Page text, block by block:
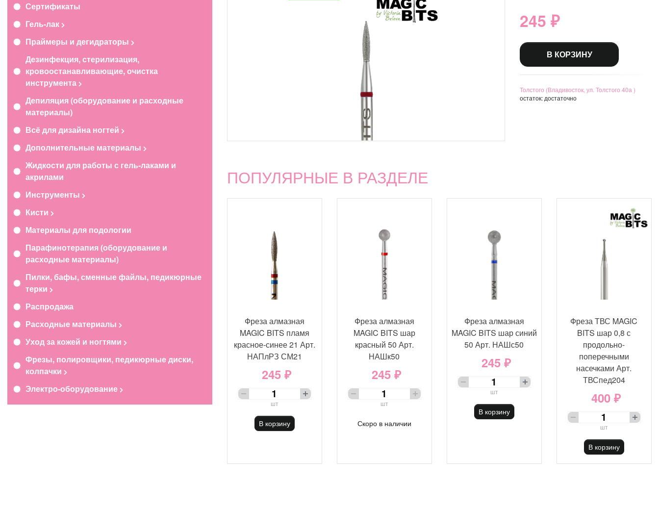
Сертификаты
Гель-лак
Праймеры и дегидраторы
Дезинфекция, стерилизация,
кровоостанавливающие, очистка
инструмента
Депиляция (оборудование и расходные
материалы)
Всё для дизайна ногтей
Дополнительные материалы
Жидкости для работы с гель-лаками и
акрилами
Инструменты
Кисти
Материалы для подологии
Парафинотерапия (оборудование и
расходные материалы)
Пилки, бафы, сменные файлы, педикюрные
терки
Распродажа
Расходные материалы
Уход за кожей и ногтями
Фрезы, полировщики, педикюрные диски,
колпачки
Электро-оборудование
245 ₽
В КОРЗИНУ
Толстого (Владивосток, ул. Толстого 40а )
остаток:достаточно
ПОПУЛЯРНЫЕ В РАЗДЕЛЕ
Фреза алмазная
MAGIC BITS пламя
красное-синее 21 Арт.
НАПлРЗ СМ21
245 ₽
шт
В корзину
Фреза алмазная
MAGIC BITS шар
красный 50 Арт.
НАШк50
245 ₽
шт
Скоро в наличии
Фреза алмазная
MAGIC BITS шар синий
50 Арт. НАШс50
245 ₽
шт
В корзину
Фреза ТВС MAGIC
BITS шар 0,8 с
продольно-
поперечными
насечками Арт.
ТВСпед204
400 ₽
шт
В корзину